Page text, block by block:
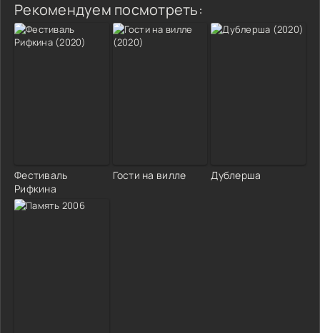
Рекомендуем посмотреть:
Фестиваль
Рифкина
Гости на вилле Дублерша